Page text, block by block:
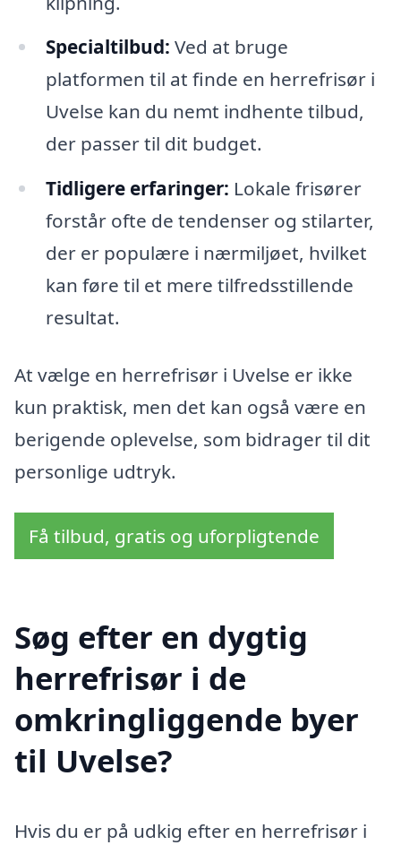
Specialtilbud: Ved at bruge
platformen til at finde en herrefrisør i
Uvelse kan du nemt indhente tilbud,
der passer til dit budget.
Tidligere erfaringer: Lokale frisører
forstår ofte de tendenser og stilarter,
der er populære i nærmiljøet, hvilket
kan føre til et mere tilfredsstillende
resultat.
At vælge en herrefrisør i Uvelse er ikke
kun praktisk, men det kan også være en
berigende oplevelse, som bidrager til dit
personlige udtryk.
Få tilbud, gratis og uforpligtende
Søg efter en dygtig
herrefrisør i de
omkringliggende byer
til Uvelse?
Hvis du er på udkig efter en herrefrisør i